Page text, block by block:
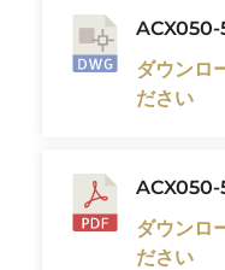
ACX050-
ダウンロ
ださい
ACX050-
ダウンロ
ださい